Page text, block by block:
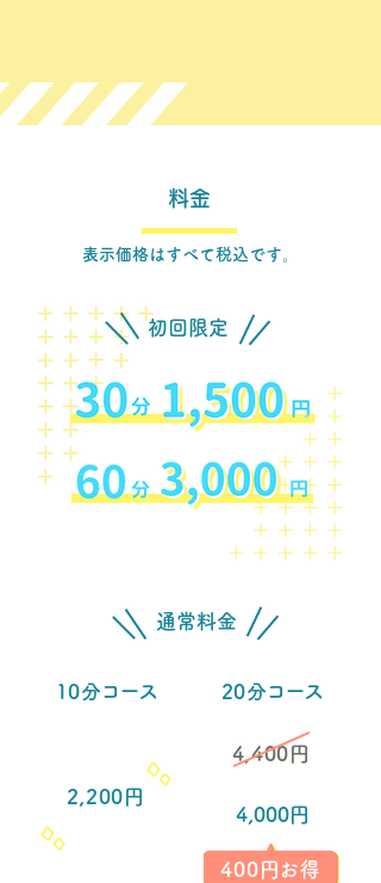
​料金
表示価格はすべて税込です。
​初回限定
通常料金
10分コース
2 ,200円
20分コース
4,400円
4,000円
400円 お得